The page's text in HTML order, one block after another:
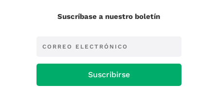
Suscríbase a nuestro boletín
Suscribirse